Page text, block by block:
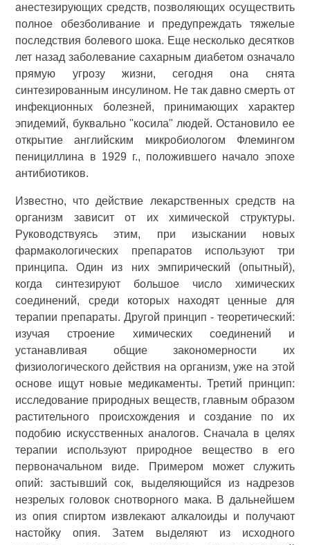
анестезирующих средств, позволяющих осуществить
полное обезболивание и предупреждать тяжелые
последствия болевого шока. Еще несколько десятков
лет назад заболевание сахарным диабетом означало
прямую угрозу жизни, сегодня она снята
синтезированным инсулином. Не так давно смерть от
инфекционных болезней, принимающих характер
эпидемий, буквально "косила" людей. Остановило ее
открытие английским микробиологом Флемингом
пенициллина в 1929 г., положившего начало эпохе
антибиотиков.
Известно, что действие лекарственных средств на
организм зависит от их химической структуры.
Руководствуясь этим, при изыскании новых
фармакологических препаратов используют три
принципа. Один из них эмпирический (опытный),
когда синтезируют большое число химических
соединений, среди которых находят ценные для
терапии препараты. Другой принцип - теоретический:
изучая строение химических соединений и
устанавливая общие закономерности их
физиологического действия на организм, уже на этой
основе ищут новые медикаменты. Третий принцип:
исследование природных веществ, главным образом
растительного происхождения и создание по их
подобию искусственных аналогов. Сначала в целях
терапии используют природное вещество в его
первоначальном виде. Примером может служить
опий: застывший сок, выделяющийся из надрезов
незрелых головок снотворного мака. В дальнейшем
из опия спиртом извлекают алкалоиды и получают
настойку опия. Затем выделяют из исходного